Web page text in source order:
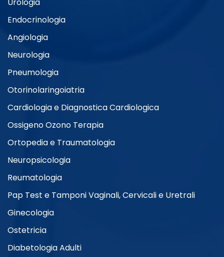
Endocrinologia
Angiologia
Neurologia
Pneumologia
Otorinolaringoiatria
Cardiologia e Diagnostica Cardiologica
Ossigeno Ozono Terapia
Ortopedia e Traumatologia
Neuropsicologia
Reumatologia
Pap Test e Tamponi Vaginali, Cervicali e Uretrali
Ginecologia
Ostetricia
Diabetologia Adulti